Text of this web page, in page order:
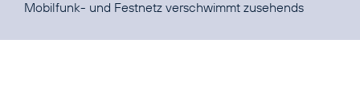
Mobilfunk- und Festnetz verschwimmt zusehends